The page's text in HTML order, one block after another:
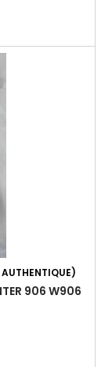
906 W906